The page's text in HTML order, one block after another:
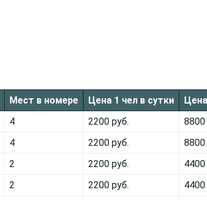
Мест в номере Цена 1 чел в сутки
4 2200 руб.
8800
4 2200 руб.
8800
2 2200 руб.
4400
2 2200 руб.
4400